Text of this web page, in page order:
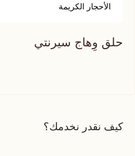
الأحجار الكريمة
حلق وِهاج سيرنتي
كيف نقدر نخدمك؟